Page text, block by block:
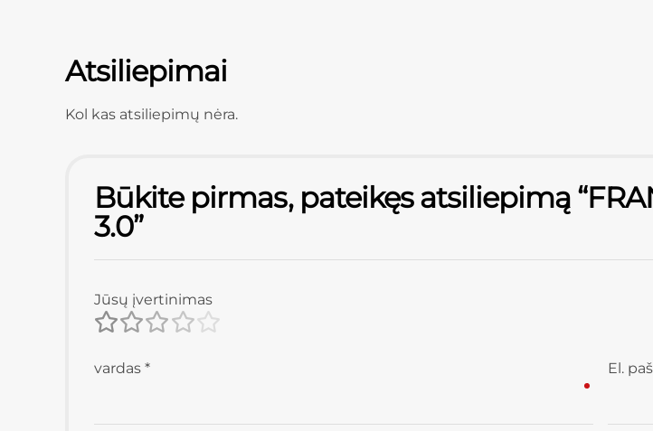
Atsiliepimai
Kol kas atsiliepimų nėra.
Būkite pirmas, pateikęs atsiliepimą
3.0”
Jūsų įvertinimas
vardas * El.